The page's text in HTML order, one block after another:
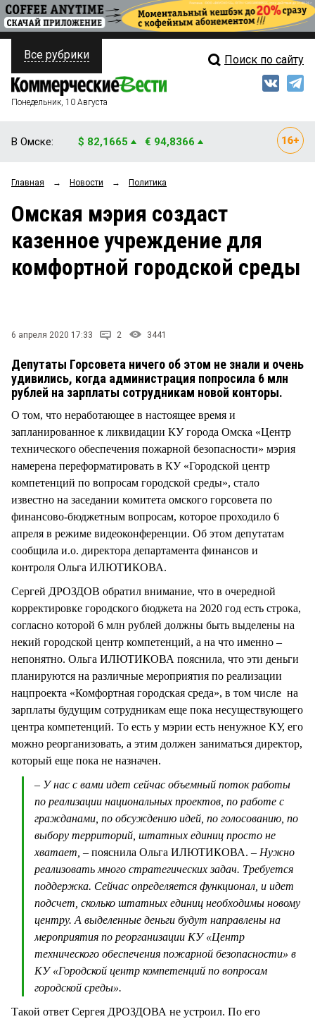
ПОЛИТИКА
ФИНАНСЫ
ОБЩЕСТВО
ЗАКОН
НОВОСТИ КОМПАНИЙ
Свежий выпуск
Рейтинги
Блоги
Архив
Все рубрики Поиск по сайту
Понедельник, 10 Августа
В Омске: $ 82,1665 € 94,8366
Главная → Новости → Политика
Омская мэрия создаст
казенное учреждение для
комфортной городской среды
6 апреля 2020 17:33 2 3441
Депутаты Горсовета ничего об этом не знали и очень
удивились, когда администрация попросила 6 млн
рублей на зарплаты сотрудникам новой конторы.
О том, что неработающее в настоящее время и
запланированное к ликвидации КУ города Омска «Центр
технического обеспечения пожарной безопасности» мэрия
намерена переформатировать в КУ «Городской центр
компетенций по вопросам городской среды», стало
известно на заседании комитета омского горсовета по
финансово-бюджетным вопросам, которое проходило 6
апреля в режиме видеоконференции. Об этом депутатам
сообщила и.о. директора департамента финансов и
контроля Ольга ИЛЮТИКОВА.
Сергей ДРОЗДОВ обратил внимание, что в очередной
корректировке городского бюджета на 2020 год есть строка,
согласно которой 6 млн рублей должны быть выделены на
некий городской центр компетенций, а на что именно –
непонятно. Ольга ИЛЮТИКОВА пояснила, что эти деньги
планируются на различные мероприятия по реализации
нацпроекта «Комфортная городская среда», в том числе на
зарплаты будущим сотрудникам еще пока несуществующего
центра компетенций. То есть у мэрии есть ненужное КУ, его
можно реорганизовать, а этим должен заниматься директор,
который еще пока не назначен.
– У нас с вами идет сейчас объемный поток работы
по реализации национальных проектов, по работе с
гражданами, по обсуждению идей, по голосованию, по
выбору территорий, штатных единиц просто не
хватает, – пояснила Ольга ИЛЮТИКОВА. – Нужно
реализовать много стратегических задач. Требуется
поддержка. Сейчас определяется функционал, и идет
подсчет, сколько штатных единиц необходимы новому
центру. А выделенные деньги будут направлены на
мероприятия по реорганизации КУ «Центр
технического обеспечения пожарной безопасности» в
КУ «Городской центр компетенций по вопросам
городской среды».
Такой ответ Сергея ДРОЗДОВА не устроил. По его